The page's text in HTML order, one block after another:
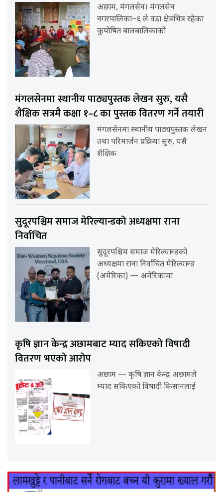
अछाम, मंगलसेन। मंगलसेन
नगरपालिका–६ ले वडा क्षेत्रभित्र रहेका
कुपोषित बालबालिकाको
मंगलसेनमा स्थानीय पाठ्यपुस्तक लेखन सुरु, यसै
शैक्षिक सत्रमै कक्षा १–८ का पुस्तक वितरण गर्ने तयारी
मंगलसेनमा स्थानीय पाठ्यपुस्तक लेखन
तथा परिमार्जन प्रक्रिया सुरु, यसै
शैक्षिक
सुदूरपश्चिम समाज मेरिल्यान्डको अध्यक्षमा राना
निर्वाचित
सुदूरपश्चिम समाज मेरिल्यान्डको
अध्यक्षमा राना निर्वाचित मेरिल्यान्ड
(अमेरिका) — अमेरिकामा
कृषि ज्ञान केन्द्र अछामबाट म्याद सकिएको विषादी
वितरण भएको आरोप
अछाम — कृषि ज्ञान केन्द्र अछामले
म्याद सकिएको विषादी किसानलाई